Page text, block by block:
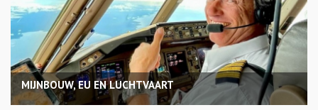
MIJNBOUW, EU EN LUCHTVAART